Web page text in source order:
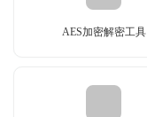
AES加密解密工具